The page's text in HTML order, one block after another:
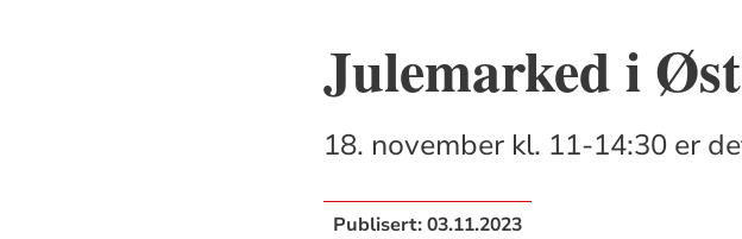
Julemarked i
18. november kl. 11-14:30 er
Publisert:03.11.2023